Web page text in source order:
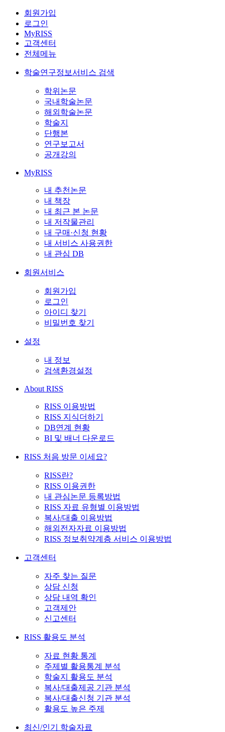
회원가입
로그인
MyRISS
고객센터
전체메뉴
학술연구정보서비스 검색
학위논문
국내학술논문
해외학술논문
학술지
단행본
연구보고서
공개강의
MyRISS
내 추천논문
내 책장
내 최근 본 논문
내 저작물관리
내 구매·신청 현황
내 서비스 사용권한
내 관심 DB
회원서비스
회원가입
로그인
아이디 찾기
비밀번호 찾기
설정
내 정보
검색환경설정
About RISS
RISS 이용방법
RISS 지식더하기
DB연계 현황
BI 및 배너 다운로드
RISS 처음 방문 이세요?
RISS란?
RISS 이용권한
내 관심논문 등록방법
RISS 자료 유형별 이용방법
복사/대출 이용방법
해외전자자료 이용방법
RISS 정보취약계층 서비스 이용방법
고객센터
자주 찾는 질문
상담 신청
상담 내역 확인
고객제안
신고센터
RISS 활용도 분석
자료 현황 통계
주제별 활용통계 분석
학술지 활용도 분석
복사/대출제공 기관 분석
복사/대출신청 기관 분석
활용도 높은 주제
최신/인기 학술자료